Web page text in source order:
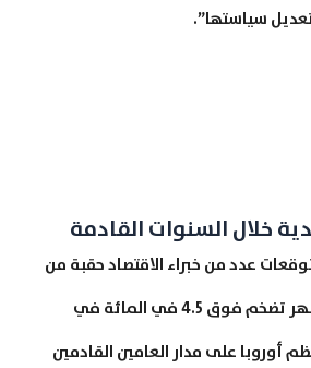
سياستها”.
خلال السنوات القادمة
عدد من خبراء الاقتصاد حقبة من
ارتفاع التضخم حيث يظهر تضخم فوق 4.5 في المائة في
أوروبا على مدار العامين القادمين